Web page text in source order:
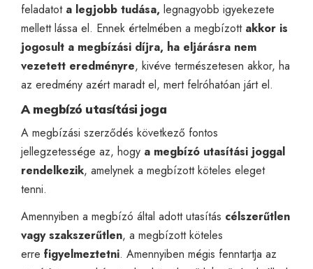
feladatot a legjobb tudása, legnagyobb igyekezete
mellett lássa el. Ennek értelmében a megbízott akkor is
jogosult a megbízási díjra, ha eljárásra nem
vezetett eredményre, kivéve természetesen akkor, ha
az eredmény azért maradt el, mert felróhatóan járt el.
A megbízó utasítási joga
A megbízási szerződés következő fontos
jellegzetessége az, hogy a megbízó utasítási joggal
rendelkezik, amelynek a megbízott köteles eleget
tenni.
Amennyiben a megbízó által adott utasítás célszerűtlen
vagy szakszerűtlen, a megbízott köteles
erre figyelmeztetni. Amennyiben mégis fenntartja az